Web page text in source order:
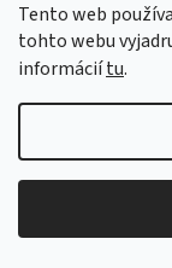
Tento web
tohto webu
informáciítu.
€30,16 bez DPH